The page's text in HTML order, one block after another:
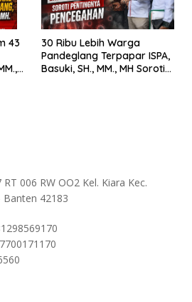
43
30 Ribu Lebih Warga
Pandeglang Terpapar ISPA,
Basuki, SH., MM., MH Soroti
006 RW OO2 Kel. Kiara Kec.
Banten 42183